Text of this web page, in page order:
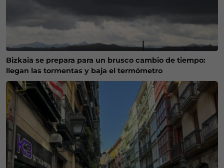
Bizkaia se prepara para un brusco cambio de tiempo:
llegan las tormentas y baja el termómetro